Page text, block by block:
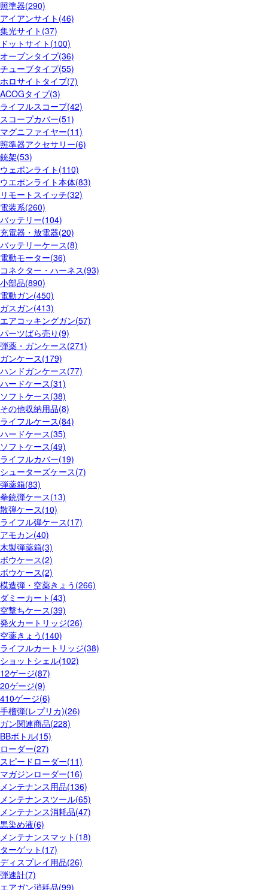
照準器(290)
アイアンサイト(46)
集光サイト(37)
ドットサイト(100)
オープンタイプ(36)
チューブタイプ(55)
ホロサイトタイプ(7)
ACOGタイプ(3)
ライフルスコープ(42)
スコープカバー(51)
マグニファイヤー(11)
照準器アクセサリー(6)
銃架(53)
ウェポンライト(110)
ウエポンライト本体(83)
リモートスイッチ(32)
電装系(260)
バッテリー(104)
充電器・放電器(20)
バッテリーケース(8)
電動モーター(36)
コネクター・ハーネス(93)
小部品(890)
電動ガン(450)
ガスガン(413)
エアコッキングガン(57)
パーツばら売り(9)
弾薬・ガンケース(271)
ガンケース(179)
ハンドガンケース(77)
ハードケース(31)
ソフトケース(38)
その他収納用品(8)
ライフルケース(84)
ハードケース(35)
ソフトケース(49)
ライフルカバー(19)
シューターズケース(7)
弾薬箱(83)
拳銃弾ケース(13)
散弾ケース(10)
ライフル弾ケース(17)
アモカン(40)
木製弾薬箱(3)
ボウケース(2)
ボウケース(2)
模造弾・空薬きょう(266)
ダミーカート(43)
空撃ちケース(39)
発火カートリッジ(26)
空薬きょう(140)
ライフルカートリッジ(38)
ショットシェル(102)
12ゲージ(87)
20ゲージ(9)
410ゲージ(6)
手榴弾(レプリカ)(26)
ガン関連商品(228)
BBボトル(15)
ローダー(27)
スピードローダー(11)
マガジンローダー(16)
メンテナンス用品(136)
メンテナンスツール(65)
メンテナンス消耗品(47)
黒染め液(6)
メンテナンスマット(18)
ターゲット(17)
ディスプレイ用品(26)
弾速計(7)
エアガン消耗品(99)